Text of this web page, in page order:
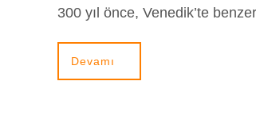
300 yıl önce, Venedik’te
Devamı